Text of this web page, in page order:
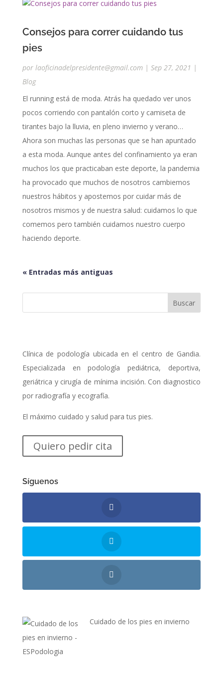
Consejos para correr cuidando tus
pies
por laoficinadelpresidente@gmail.com| Sep 27, 2021 |
Blog
El running está de moda. Atrás ha quedado ver unos
pocos corriendo con pantalón corto y camiseta de
tirantes bajo la lluvia, en pleno invierno y verano…
Ahora son muchas las personas que se han apuntado
a esta moda. Aunque antes del confinamiento ya eran
muchos los que practicaban este deporte, la pandemia
ha provocado que muchos de nosotros cambiemos
nuestros hábitos y apostemos por cuidar más de
nosotros mismos y de nuestra salud: cuidamos lo que
comemos pero también cuidamos nuestro cuerpo
haciendo deporte.
« Entradas más antiguas
Clínica de podología ubicada en el centro de Gandia.
Especializada en podología pediátrica, deportiva,
geriátrica y cirugía de mínima incisión. Con diagnostico
por radiografía y ecografía.
El máximo cuidado y salud para tus pies.
Quiero pedir cita
Síguenos
Cuidado de los pies en invierno